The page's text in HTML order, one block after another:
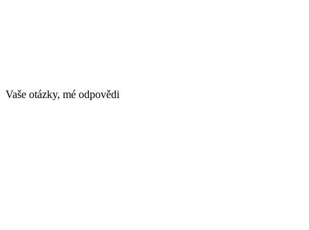
Vaše otázky, mé odpovědi